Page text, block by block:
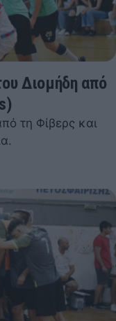
Διομήδη από
τη Φίβερς και